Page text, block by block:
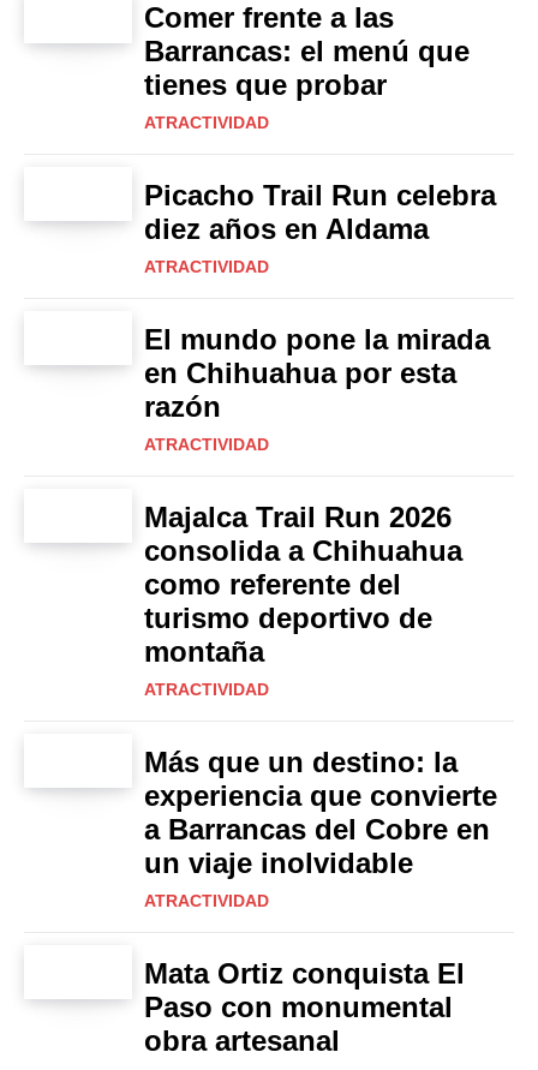
Comer frente a las
Barrancas: el menú que
tienes que probar
ATRACTIVIDAD
Picacho Trail Run celebra
diez años en Aldama
ATRACTIVIDAD
El mundo pone la mirada
en Chihuahua por esta
razón
ATRACTIVIDAD
Majalca Trail Run 2026
consolida a Chihuahua
como referente del
turismo deportivo de
montaña
ATRACTIVIDAD
Más que un destino: la
experiencia que convierte
a Barrancas del Cobre en
un viaje inolvidable
ATRACTIVIDAD
Mata Ortiz conquista El
Paso con monumental
obra artesanal